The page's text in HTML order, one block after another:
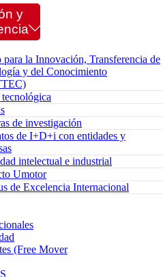
y
para la Innovación, Transferencia de
y del Conocimiento
de investigación
de I+D+i con entidades y
intelectual e industrial
Umotor
de Excelencia Internacional
(Free Mover